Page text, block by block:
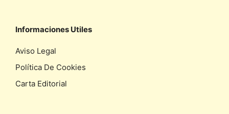
Informaciones Utiles
Aviso Legal
Política De Cookies
Carta Editorial